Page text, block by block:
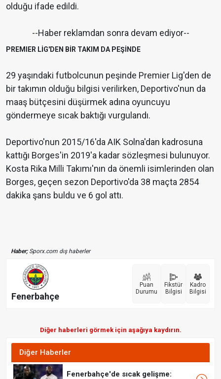
olduğu ifade edildi.
--Haber reklamdan sonra devam ediyor--
PREMIER LİG'DEN BİR TAKIM DA PEŞİNDE
29 yaşındaki futbolcunun peşinde Premier Lig'den de
bir takımın olduğu bilgisi verilirken, Deportivo'nun da
maaş bütçesini düşürmek adına oyuncuyu
göndermeye sıcak baktığı vurgulandı.
Deportivo'nun 2015/16'da AIK Solna'dan kadrosuna
kattığı Borges'in 2019'a kadar sözleşmesi bulunuyor.
Kosta Rika Milli Takımı'nın da önemli isimlerinden olan
Borges, geçen sezon Deportivo'da 38 maçta 2854
dakika şans buldu ve 6 gol attı.
Haber;Sporx.com dış haberler
Fenerbahçe
Puan
Durumu
Fikstür
Bilgisi
Kadro
Bilgisi
Diğer haberleri görmek için aşağıya kaydırın.
Diğer Haberler
Fenerbahçe'de sıcak gelişme: